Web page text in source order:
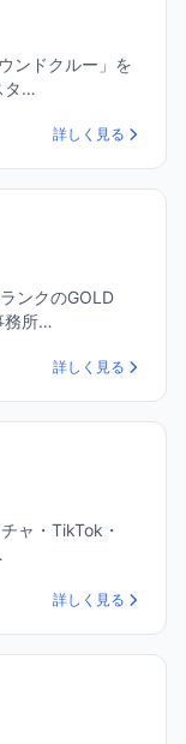
ンドクルー」を
タ…
詳しく見る
ンクのGOLD
務所…
詳しく見る
ャ・TikTok・
詳しく見る